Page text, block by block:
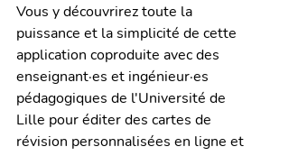
Vous y découvrirez toute la
puissance et la simplicité de cette
application coproduite avec des
enseignant·es et ingénieur·es
pédagogiques de l'Université de
Lille pour éditer des cartes de
révision personnalisées en ligne et